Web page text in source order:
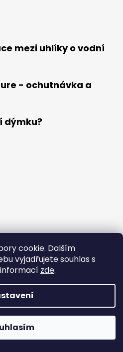
cookie. Dalším
vyjadřujete souhlas s
zde.
mezi uhlíky o vodní
- ochutnávka a
dýmku?
. Všechna práva vyhrazena.